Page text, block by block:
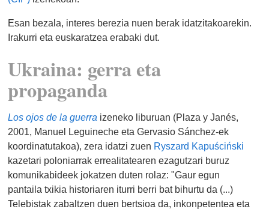
Esan bezala, interes berezia nuen berak idatzitakoarekin.
Irakurri eta euskaratzea erabaki dut.
Ukraina: gerra eta
propaganda
Los ojos de la guerra izeneko liburuan (Plaza y Janés,
2001, Manuel Leguineche eta Gervasio Sánchez-ek
koordinatutakoa), zera idatzi zuen Ryszard Kapuściński
kazetari poloniarrak errealitatearen ezagutzari buruz
komunikabideek jokatzen duten rolaz: "Gaur egun
pantaila txikia historiaren iturri berri bat bihurtu da (...)
Telebistak zabaltzen duen bertsioa da, inkonpetentea eta